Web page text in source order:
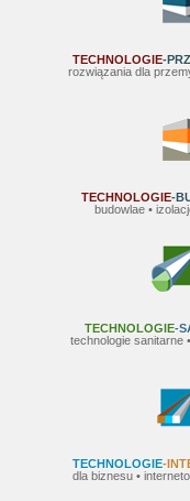
TECHNOLOGIE-
rozwiązania dla
TECHNOLOGIE-
budowlae •
TECHNOLOGIE-
technologie sanitarne
TECHNOLOGIE-
dla biznesu •